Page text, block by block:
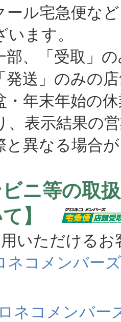
宅急便など
います。
「受取」の
」のみの店
年末年始の
、表示結果の
異なる場合が
ビニ等の取
て】
いただけるお
ネコメンバーズ
ネコメンバー